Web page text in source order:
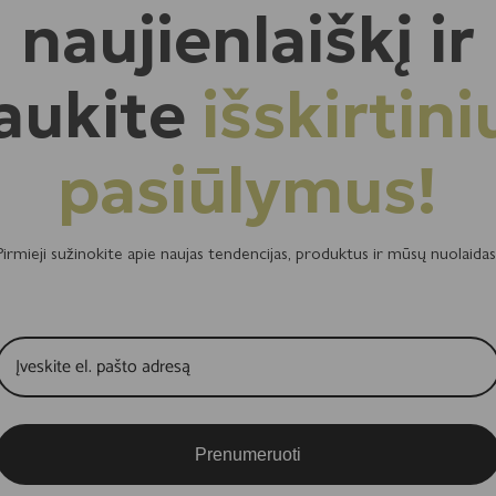
visai dienai garantuota Galiu drąsiai rekomenduoti kitiems !
naujienlaiškį ir
pasiūlymus!
sužinokite apie naujas tendencijas, produktus ir mūsų
Prenumeruoti